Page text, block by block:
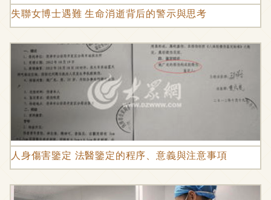
失聯女博士遇難 生命消逝背后的警示與思考
人身傷害鑒定 法醫鑒定的程序、意義與注意事項